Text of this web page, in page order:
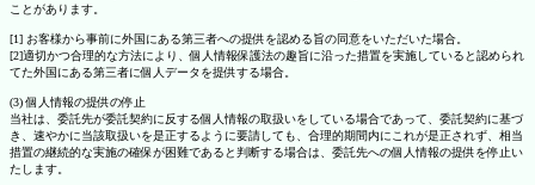
ことがあります。
[1] お客様から事前に外国にある第三者への提供を認める旨の同意をいただいた場合。
[2]適切かつ合理的な方法により、個人情報保護法の趣旨に沿った措置を実施していると認められ
てた外国にある第三者に個人データを提供する場合。
(3) 個人情報の提供の停止
当社は、委託先が委託契約に反する個人情報の取扱いをしている場合であって、委託契約に基づ
き、速やかに当該取扱いを是正するように要請しても、合理的期間内にこれが是正されず、相当
措置の継続的な実施の確保が困難であると判断する場合は、委託先への個人情報の提供を停止い
たします。